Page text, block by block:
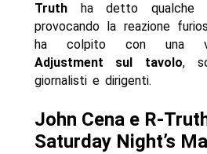
Truthha detto qualche
provocando la reazione
ha colpito con una
Adjustment sul tavolo,
giornalisti e dirigenti.
John Cena e R-
Saturday Night’s